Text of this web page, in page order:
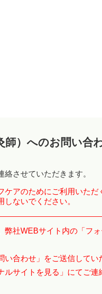
師）へのお問い合
させていただきます。
アのためにご利用いただ
ないでください。
社WEBサイト内の「フ
合わせ」をご送信して
サイトを見る」にてご連